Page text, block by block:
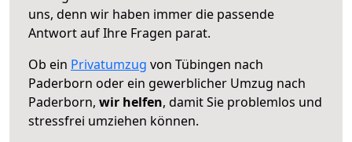
uns, denn wir haben immer die passende
Antwort auf Ihre Fragen parat.
Ob ein Privatumzug von Tübingen nach
Paderborn oder ein gewerblicher Umzug nach
Paderborn, wir helfen, damit Sie problemlos und
stressfrei umziehen können.